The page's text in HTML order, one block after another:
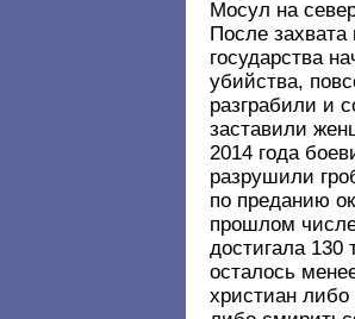
Мосул на
После захвата
государства
убийства,
разграбили и
заставили
2014 года
разрушили
по преданию
прошлом
достигала 130
осталось
христиан либо